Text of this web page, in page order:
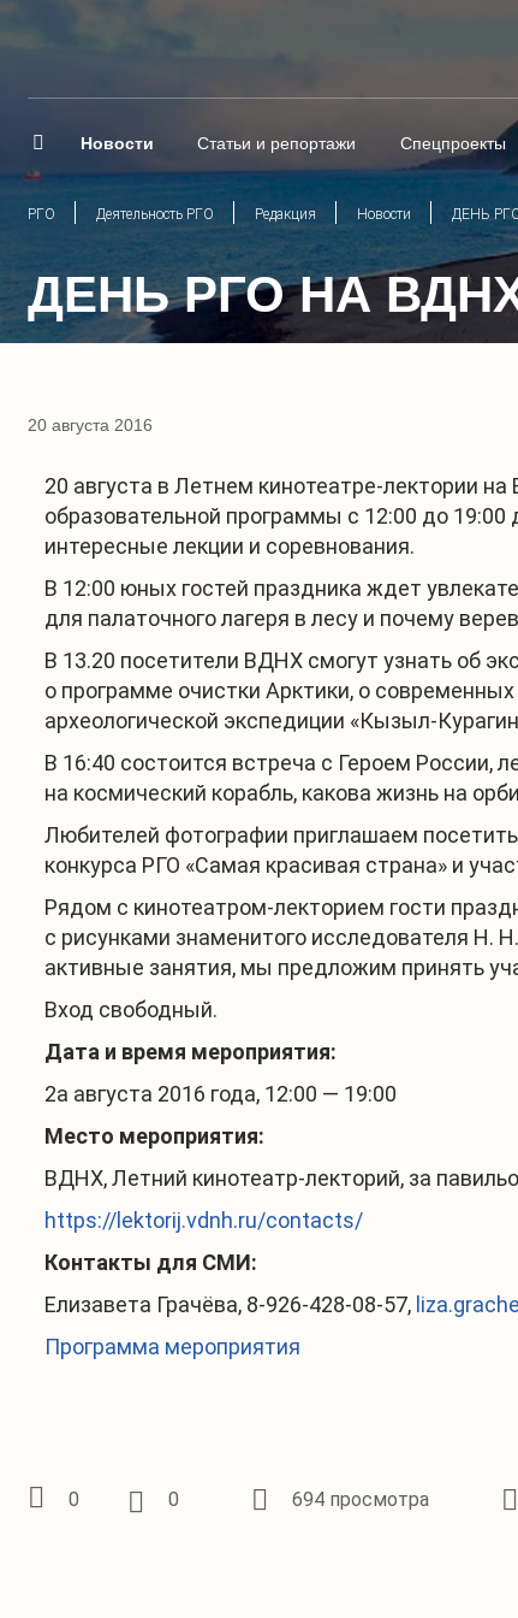
Новости Статьи и репортажи Спецпроекты
РГО Деятельность РГО Редакция Новости ДЕНЬ
ДЕНЬ РГО НА
20 августа 2016
20 августа в Летнем кинотеатре-лектории
образовательной программы с 12:00 до
интересные лекции и соревнования.
В 12:00 юных гостей праздника ждет
для палаточного лагеря в лесу и почему
В 13.20 посетители ВДНХ смогут узнать об
о программе очистки Арктики, о
археологической экспедиции «Кызыл-
В 16:40 состоится встреча с Героем
на космический корабль, какова жизнь на
Любителей фотографии приглашаем
конкурса РГО «Самая красивая страна» и
Рядом с кинотеатром-лекторием гости
с рисунками знаменитого исследователя Н.
активные занятия, мы предложим принять
Вход свободный.
Дата и время мероприятия:
2а августа 2016 года, 12:00 — 19:00
Место мероприятия:
ВДНХ, Летний кинотеатр-лекторий, за
https://lektorij.vdnh.ru/contacts/
Контакты для СМИ:
Елизавета Грачёва, 8-926-428-08-57,
Программа мероприятия
0 0 694 просмотра